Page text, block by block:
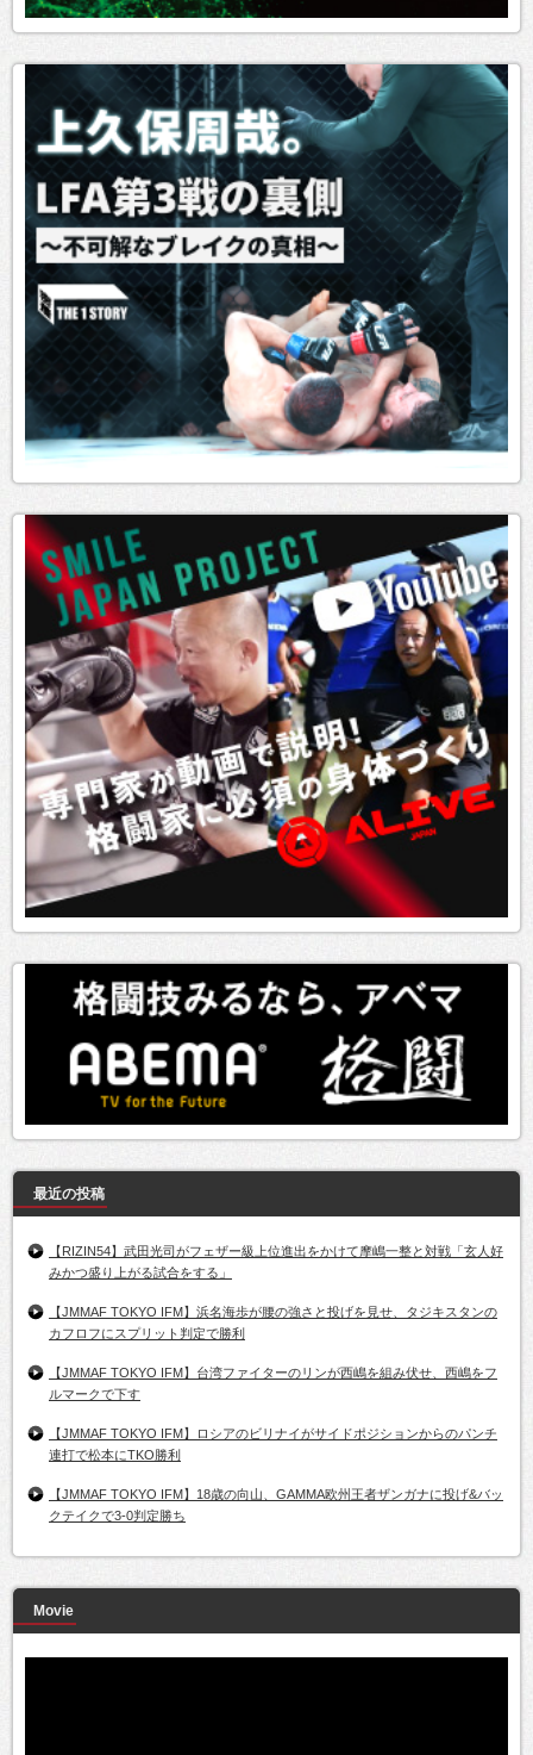
最近の投稿
【RIZIN54】武田光司がフェザー級上位進出をかけて摩嶋一整と対戦「玄人好
みかつ盛り上がる試合をする」
【JMMAF TOKYO IFM】浜名海歩が腰の強さと投げを見せ、タジキスタンの
カフロフにスプリット判定で勝利
【JMMAF TOKYO IFM】台湾ファイターのリンが西嶋を組み伏せ、西嶋をフ
ルマークで下す
【JMMAF TOKYO IFM】ロシアのビリナイがサイドポジションからのパンチ
連打で松本にTKO勝利
【JMMAF TOKYO IFM】18歳の向山、GAMMA欧州王者ザンガナに投げ&バッ
クテイクで3-0判定勝ち
Movie